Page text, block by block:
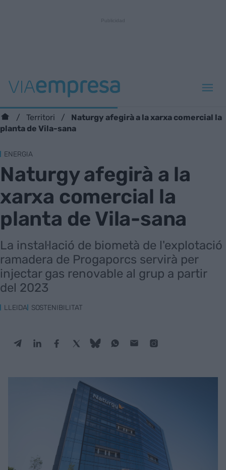
Territori
Naturgy afegirà a la xarxa comercial la
planta de Vila-sana
ENERGIA
Naturgy afegirà a la
xarxa comercial la
planta de Vila-sana
La instal·lació de biometà de l'explotació
ramadera de Progaporcs servirà per
injectar gas renovable al grup a partir
del 2023
LLEIDA SOSTENIBILITAT